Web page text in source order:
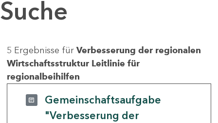
Suche
5 Ergebnisse für Verbesserung der regionalen
Wirtschaftsstruktur Leitlinie für
regionalbeihilfen
Gemeinschaftsaufgabe
"Verbesserung der